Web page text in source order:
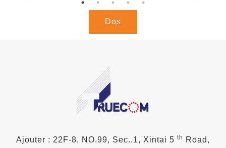
Dos
Ajouter : 22F-8, NO.99, Sec..1, Xintai 5 th
Road,